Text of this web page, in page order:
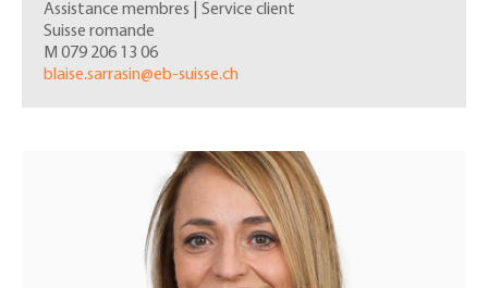
Assistance membres | Service client
Suisse romande
M 079 206 13 06
blaise.sarrasin@eb-suisse.ch